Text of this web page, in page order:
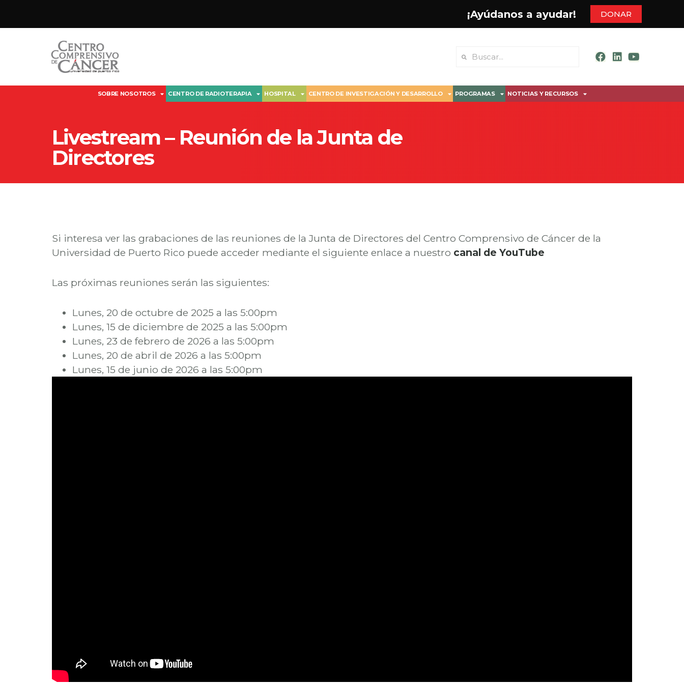
¡Ayúdanos a ayudar! DONAR
SOBRE NOSOTROS CENTRO DE RADIOTERAPIA HOSPITAL CENTRO DE INVESTIGACIÓN Y DESARROLLO PROGRAMAS NOTICIAS Y RECURSOS
Livestream – Reunión de la Junta de
Directores
Si interesa ver las grabaciones de las reuniones de la Junta de Directores del Centro Comprensivo de Cáncer de la
Universidad de Puerto Rico puede acceder mediante el siguiente enlace a nuestro canal de YouTube
Las próximas reuniones serán las siguientes:
Lunes, 20 de octubre de 2025 a las 5:00pm
Lunes, 15 de diciembre de 2025 a las 5:00pm
Lunes, 23 de febrero de 2026 a las 5:00pm
Lunes, 20 de abril de 2026 a las 5:00pm
Lunes, 15 de junio de 2026 a las 5:00pm